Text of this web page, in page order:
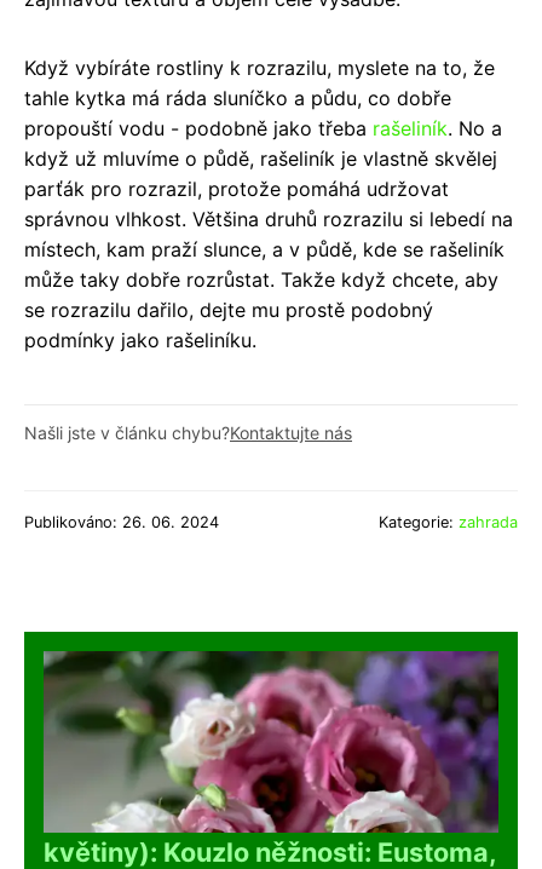
Když vybíráte rostliny k rozrazilu, myslete na to, že
tahle kytka má ráda sluníčko a půdu, co dobře
propouští vodu - podobně jako třeba rašeliník. No a
když už mluvíme o půdě, rašeliník je vlastně skvělej
parťák pro rozrazil, protože pomáhá udržovat
správnou vlhkost. Většina druhů rozrazilu si lebedí na
místech, kam praží slunce, a v půdě, kde se rašeliník
může taky dobře rozrůstat. Takže když chcete, aby
se rozrazilu dařilo, dejte mu prostě podobný
podmínky jako rašeliníku.
Našli jste v článku chybu?Kontaktujte nás
Publikováno: 26. 06. 2024 Kategorie: zahrada
květiny): Kouzlo něžnosti: Eustoma,